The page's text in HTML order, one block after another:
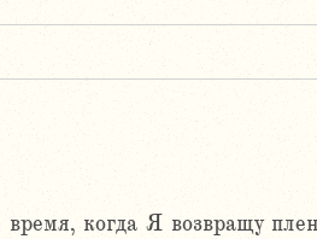
время, когда Я возвращу